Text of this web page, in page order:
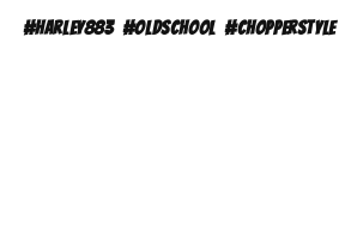
#harley883 #oldschool #chopperstyle